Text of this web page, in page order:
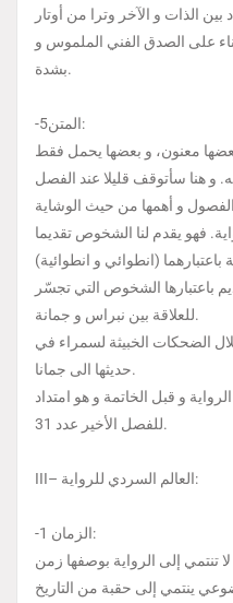
الذات و الآخر وترا من أوتار
على الصدق الفني الملموس و
بشدة.
-5المتن:
إلى عدد 31 فصلا، بعضها معنون، و بعضها يحمل فقط
و هنا سأتوقف قليلا عند الفصل
و هو أقصر الفصول و أهمها من حيث الوشاية
فهو يقدم لنا الشخوص تقديما
باعتبارها الشخوص التي تجسّر
للعلاقة بين نبراس و جمانة.
الضحكات الخبيثة لسمراء في
حديثها الى جمانا.
و قبل الخاتمة و هو امتداد
للفصل الأخير عدد 31.
III– العالم السردي للرواية:
-1 الزمان:
تنتمي إلى الرواية بوصفها زمن
ينتمي إلى حقبة من التاريخ